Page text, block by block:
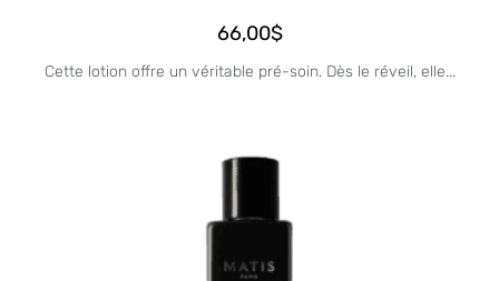
66,00$
Cette lotion offre un véritable pré-soin. Dès le réveil, elle...